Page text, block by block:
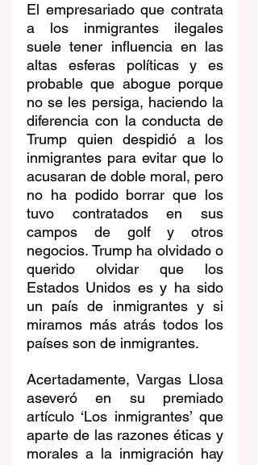
El empresariado que contrata
a los inmigrantes ilegales
suele tener influencia en las
altas esferas políticas y es
probable que abogue porque
no se les persiga, haciendo la
diferencia con la conducta de
Trump quien despidió a los
inmigrantes para evitar que lo
acusaran de doble moral, pero
no ha podido borrar que los
tuvo contratados en sus
campos de golf y otros
negocios. Trump ha olvidado o
querido olvidar que los
Estados Unidos es y ha sido
un país de inmigrantes y si
miramos más atrás todos los
países son de inmigrantes.
Acertadamente, Vargas Llosa
aseveró en su premiado
artículo ‘Los inmigrantes’ que
aparte de las razones éticas y
morales a la inmigración hay